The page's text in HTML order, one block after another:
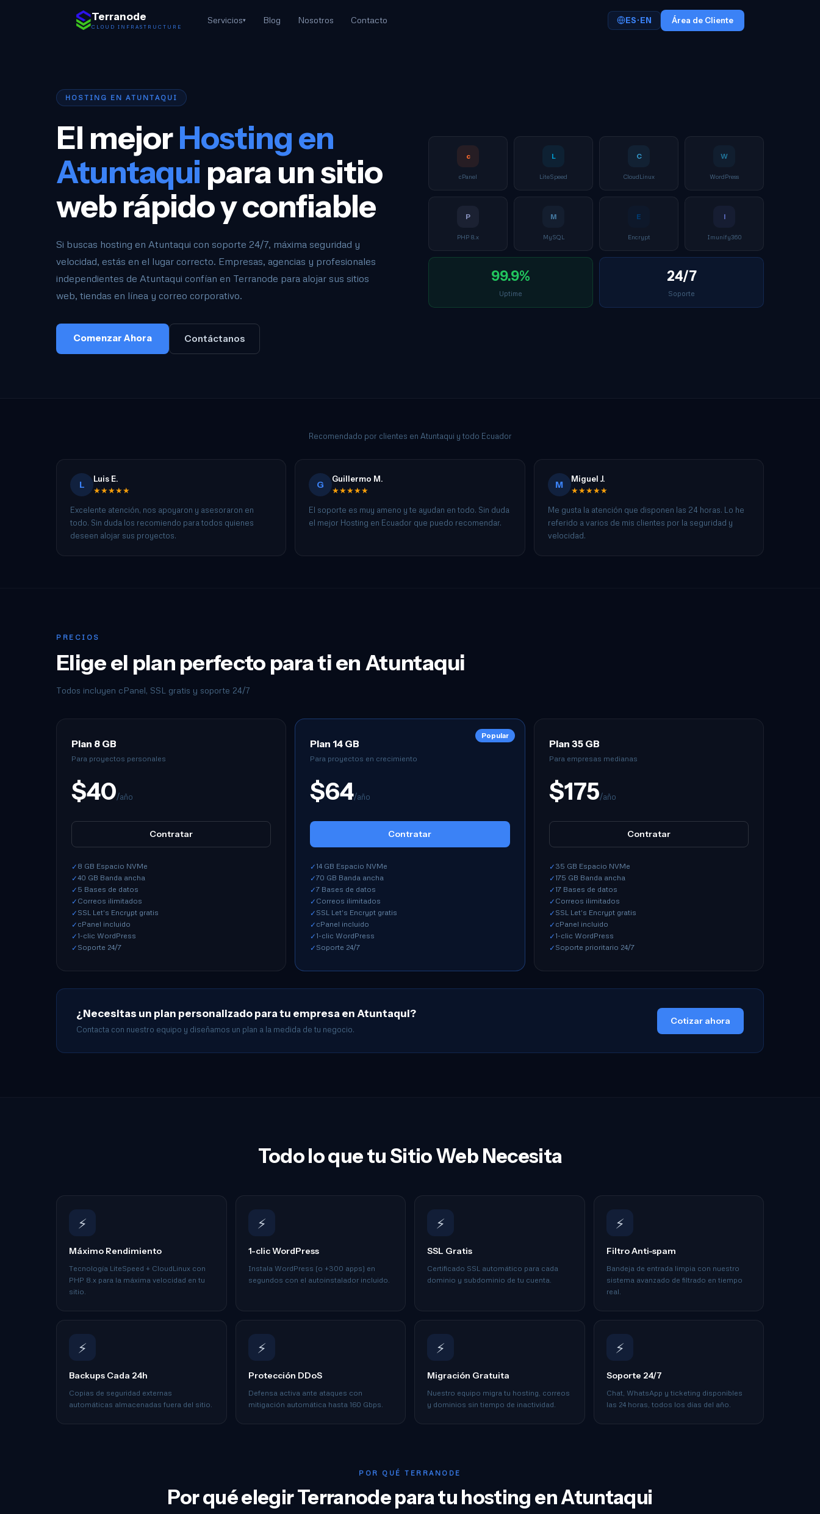
Terranode
CLOUD INFRASTRUCTURE
Servicios▾ Blog Nosotros Contacto ES · EN Área de Cliente
HOSTING EN ATUNTAQUI
El mejorHosting en
Atuntaqui para un sitio
web rápido y confiable
Si buscas hosting en Atuntaqui con soporte 24/7, máxima seguridad y
velocidad, estás en el lugar correcto. Empresas, agencias y profesionales
independientes de Atuntaqui confían en Terranode para alojar sus sitios
web, tiendas en línea y correo corporativo.
Comenzar Ahora Contáctanos
c
cPanel
L
LiteSpeed
C
CloudLinux
W
WordPress
P
PHP 8.x
M
MySQL
E
Encrypt
I
Imunify360
99.9%
Uptime
24/7
Soporte
Recomendado por clientes en Atuntaqui y todo Ecuador
L
Luis E.
★★★★★
Excelente atención, nos apoyaron y asesoraron en
todo. Sin duda los recomiendo para todos quienes
deseen alojar sus proyectos.
G
Guillermo M.
★★★★★
El soporte es muy ameno y te ayudan en todo. Sin duda
el mejor Hosting en Ecuador que puedo recomendar.
M
Miguel J.
★★★★★
Me gusta la atención que disponen las 24 horas. Lo he
referido a varios de mis clientes por la seguridad y
velocidad.
PRECIOS
Elige el plan perfecto para ti en Atuntaqui
Todos incluyen cPanel, SSL gratis y soporte 24/7
Plan 8 GB
Para proyectos personales
$40/año
Contratar
✓ 8 GB Espacio NVMe
✓40 GB Banda ancha
✓ 5 Bases de datos
✓ Correos ilimitados
✓ SSL Let's Encrypt gratis
✓ cPanel incluido
✓ 1-clic WordPress
✓ Soporte 24/7
Popular
Plan 14 GB
Para proyectos en crecimiento
$64/año
Contratar
✓ 14 GB Espacio NVMe
✓70 GB Banda ancha
✓7 Bases de datos
✓ Correos ilimitados
✓ SSL Let's Encrypt gratis
✓ cPanel incluido
✓ 1-clic WordPress
✓ Soporte 24/7
Plan 35 GB
Para empresas medianas
$175/año
Contratar
✓ 35 GB Espacio NVMe
✓ 175 GB Banda ancha
✓ 17 Bases de datos
✓ Correos ilimitados
✓ SSL Let's Encrypt gratis
✓ cPanel incluido
✓ 1-clic WordPress
✓ Soporte prioritario 24/7
¿Necesitas un plan personalizado para tu empresa en Atuntaqui?
Contacta con nuestro equipo y diseñamos un plan a la medida de tu negocio.
Cotizar ahora
Todo lo que tu Sitio Web Necesita
⚡
Máximo Rendimiento
Tecnología LiteSpeed + CloudLinux con
PHP 8.x para la máxima velocidad en tu
sitio.
⚡
1-clic WordPress
Instala WordPress (o +300 apps) en
segundos con el autoinstalador incluido.
⚡
SSL Gratis
Certificado SSL automático para cada
dominio y subdominio de tu cuenta.
⚡
Filtro Anti-spam
Bandeja de entrada limpia con nuestro
sistema avanzado de filtrado en tiempo
real.
⚡
Backups Cada 24h
Copias de seguridad externas
automáticas almacenadas fuera del sitio.
⚡
Protección DDoS
Defensa activa ante ataques con
mitigación automática hasta 160 Gbps.
⚡
Migración Gratuita
Nuestro equipo migra tu hosting, correos
y dominios sin tiempo de inactividad.
⚡
Soporte 24/7
Chat, WhatsApp y ticketing disponibles
las 24 horas, todos los días del año.
POR QUÉ TERRANODE
Por qué elegir Terranode para tu hosting en Atuntaqui